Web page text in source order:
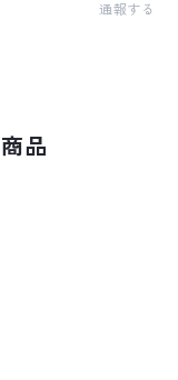
通報する
品